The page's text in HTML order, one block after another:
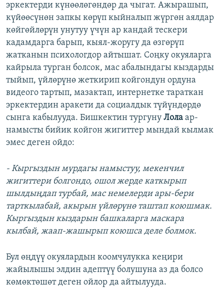
эркектерди күнөөлөгөндөр да чыгат. Ажырашып,
күйөөсүнөн запкы көрүп кыйналып жүргөн аялдар
көйгөйлөрүн унутуу үчүн ар кандай тескери
кадамдарга барып, кыял-жоругу да өзгөрүп
жатканын психологдор айтышат. Соңку окуяларга
кайрыла турган болсок, мас абалындагы кыздарды
тыйып, үйлөрүнө жеткирип койгондун ордуна
видеого тартып, мазактап, интернетке тараткан
эркектердин аракети да социалдык түйүндөрдө
сынга кабылууда. Бишкектин тургуну Лола ар-
намысты бийик койгон жигиттер мындай кылмак
эмес деген ойдо:
- Кыргыздын мурдагы намыстуу, мекенчил
жигиттери болгондо, ошол жерде каткырып
шылдыңдап турбай, мас немелерди ары-бери
тарткылабай, акырын үйлөрүнө таштап коюшмак.
Кыргыздын кыздарын башкаларга маскара
кылбай, жаап-жашырып коюшса деле болмок.
Бул өңдүү окуялардын коомчулукка кеңири
жайылышы элдин адептүү болушуна аз да болсо
көмөктөшөт деген ойлор да айтылууда.